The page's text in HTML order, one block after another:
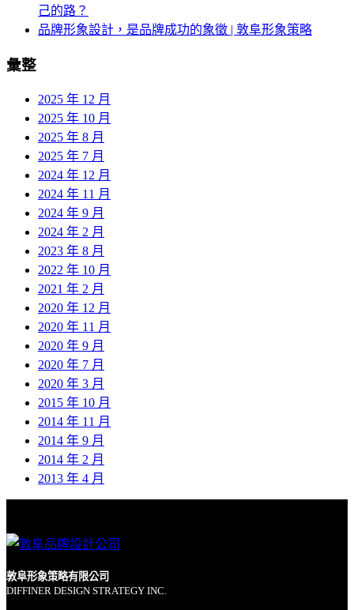
己的路？
品牌形象設計，是品牌成功的象徵 | 敦阜形象策略
彙整
2025 年 12 月
2025 年 10 月
2025 年 8 月
2025 年 7 月
2024 年 12 月
2024 年 11 月
2024 年 9 月
2024 年 2 月
2023 年 8 月
2022 年 10 月
2021 年 2 月
2020 年 12 月
2020 年 11 月
2020 年 9 月
2020 年 7 月
2020 年 3 月
2015 年 10 月
2014 年 11 月
2014 年 9 月
2014 年 2 月
2013 年 4 月
敦阜形象策略有限公司
DIFFINER DESIGN STRATEGY INC.